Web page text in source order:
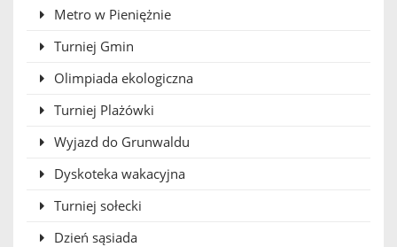
Metro w Pieniężnie
Turniej Gmin
Olimpiada ekologiczna
Turniej Plażówki
Wyjazd do Grunwaldu
Dyskoteka wakacyjna
Turniej sołecki
Dzień sąsiada